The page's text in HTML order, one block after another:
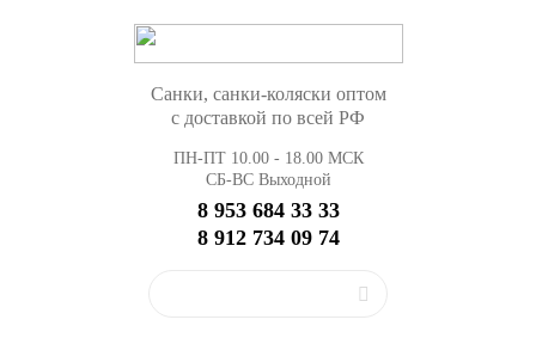
Санки, санки-коляски оптом
с доставкой по всей РФ
ПН-ПТ 10.00 - 18.00 МСК
СБ-ВС Выходной
8 953 684 33 33
8 912 734 09 74